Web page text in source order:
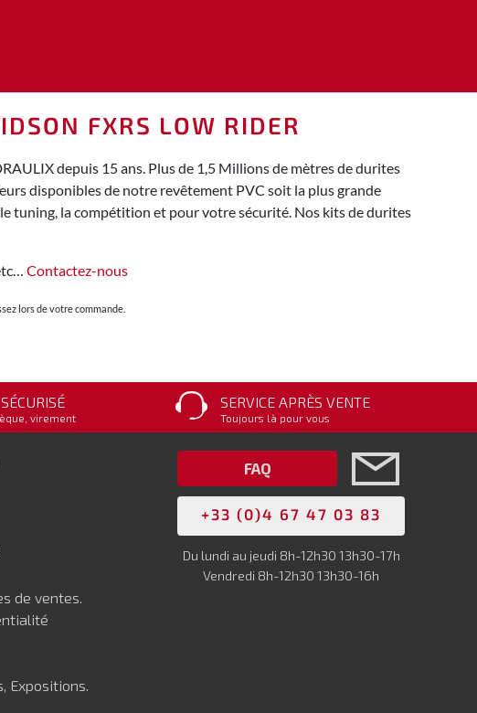
FXRS LOW RIDER
depuis 15 ans. Plus de 1,5 Millions de mètres de durites
disponibles de notre revêtement PVC soit la plus grande
tuning, la compétition et pour votre sécurité. Nos kits de durites
Contactez-nous
lors de votre commande.
virement
SERVICE APRÈS VENTE
Toujours là pour vous
de ventes.
Expositions.
FAQ
+33 (0)4 67 47 03 83
Du lundi au jeudi 8h-12h30 13h30-17h
Vendredi 8h-12h30 13h30-16h